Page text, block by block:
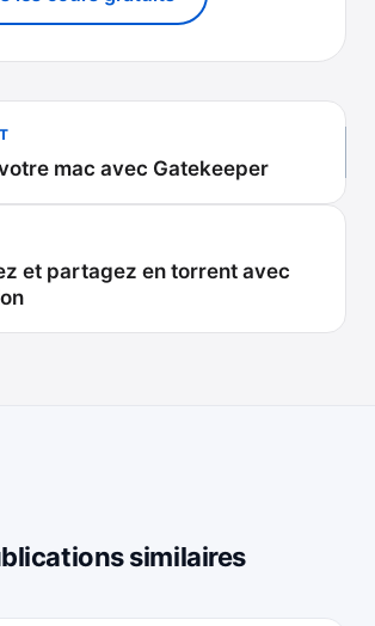
mac avec Gatekeeper
et partagez en torrent avec
similaires